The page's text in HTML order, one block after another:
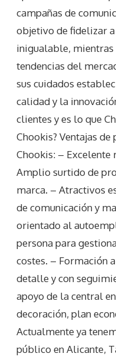
campañas de
objetivo de fidelizar
inigualable, mientras
tendencias del
sus cuidados
calidad y la
clientes y es lo que
Chookis? Ventajas
Chookis: –
Amplio surtido de
marca. – Atractivos
de comunicación y
orientado al
persona para
costes. – Formación
detalle y con
apoyo de la central
decoración, plan
Actualmente ya
público en Alicante,